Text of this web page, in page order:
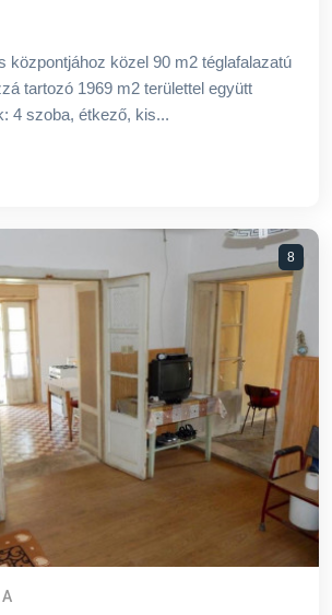
központjához közel 90 m2 téglafalazatú
tartozó 1969 m2 területtel együtt
4 szoba, étkező, kis...
8